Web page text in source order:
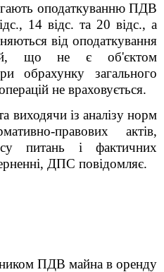
оподаткуванню ПДВ
14 відс. та 20 відс., а
від оподаткування
що не є об'єктом
обрахунку загального
не враховується.
виходячи із аналізу норм
правових актів,
питань і фактичних
ДПС повідомляє.
ПДВ майна в оренду